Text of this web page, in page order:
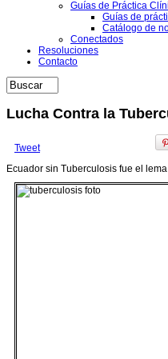
Guías de Práctica
Guías de
Catálogo de
Conectados
Resoluciones
Contacto
Lucha Contra la
Tweet
Ecuador sin Tuberculosis fue el